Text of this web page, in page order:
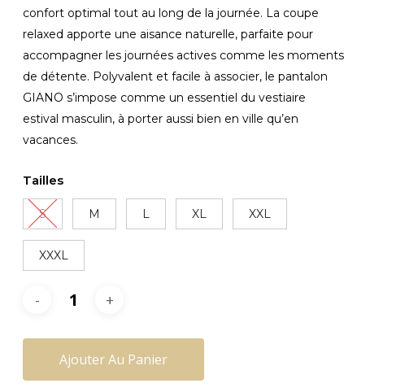
confort optimal tout au long de la journée. La coupe
relaxed apporte une aisance naturelle, parfaite pour
accompagner les journées actives comme les moments
de détente. Polyvalent et facile à associer, le pantalon
GIANO s’impose comme un essentiel du vestiaire
estival masculin, à porter aussi bien en ville qu’en
vacances.
Tailles
S M L XL XXL
XXXL
Ajouter Au Panier